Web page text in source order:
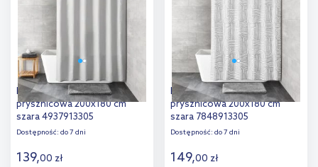
porównania
Kleine Wolke Kito zasłona
prysznicowa 200x180 cm
szara 4937913305
Dostępność: do 7 dni
139,00 zł
Kleine Wolke Linja zasłona
prysznicowa 200x180 cm
szara 7848913305
Dostępność: do 7 dni
149,00 zł